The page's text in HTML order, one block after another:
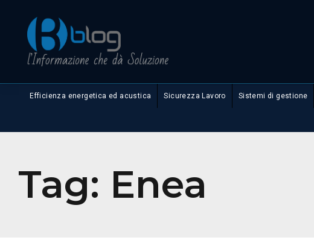
Efficienza energetica ed acustica Sicurezza Lavoro Sistemi di gestione
Tag: Enea